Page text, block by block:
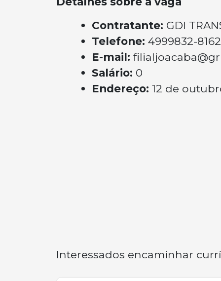
Contratante: GDI
Telefone: 4999832-8162
E-mail:
Salário: 0
Endereço: 12 de
Interessados encaminhar